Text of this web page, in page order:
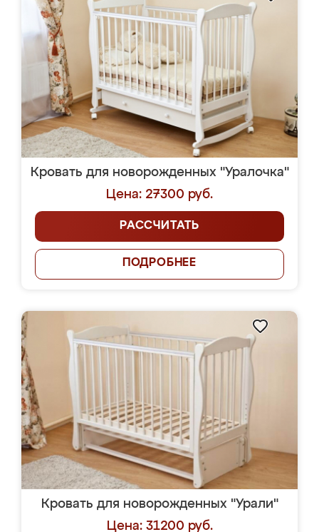
Кровать для новорожденных "Уралочка"
Цена: 27300 руб.
РАССЧИТАТЬ
ПОДРОБНЕЕ
Кровать для новорожденных "Урали"
Цена: 31200 руб.